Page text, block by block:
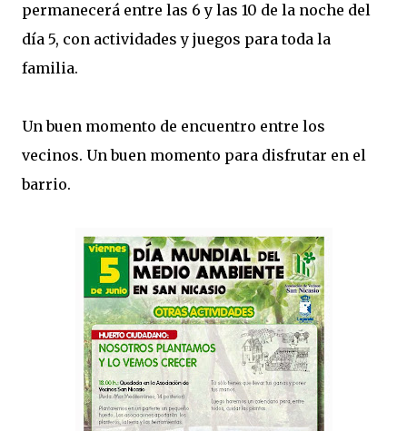
permanecerá entre las 6 y las 10 de la noche del
día 5, con actividades y juegos para toda la
familia.
Un buen momento de encuentro entre los
vecinos. Un buen momento para disfrutar en el
barrio.